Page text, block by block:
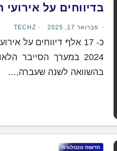
בדיווחים על
החולפת"
פברואר 17, 2025 TECHZ
כ- 17 אלף דיווחים על
בהשוואה לשנה שעברה,…
חדשות טכנולוגיה